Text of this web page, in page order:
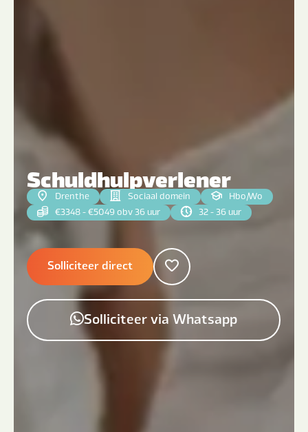
Schuldhulpverlener
Drenthe Sociaal domein Hbo|Wo
€3348 - €5049 obv 36 uur
32 - 36 uur
Solliciteer direct
Solliciteer via Whatsapp